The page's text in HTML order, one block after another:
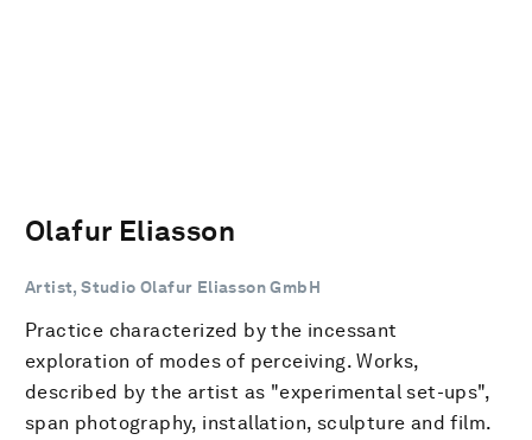
Olafur Eliasson
Artist, Studio Olafur Eliasson GmbH
Practice characterized by the incessant
exploration of modes of perceiving. Works,
described by the artist as "experimental set-ups",
span photography, installation, sculpture and film.